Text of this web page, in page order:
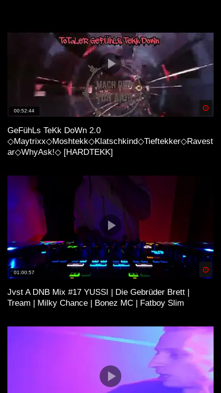
00:52:44
GeFühLs TeKk DoWn 2.0
◇Maytrixx◇Moshtekk◇Klatschkind◇Tieftekker◇Ravest
ar◇WhyAsk!◇ [HARDTEKK]
01:00:57
Jvst A DNB Mix #17 YUSSI | Die Gebrüder Brett |
Tream | Milky Chance | Bonez MC | Fatboy Slim